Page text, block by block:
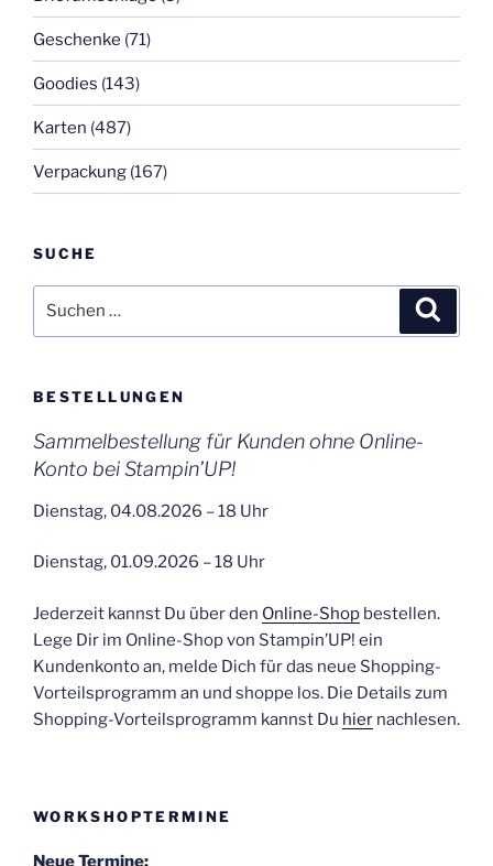
Geschenke (71)
Goodies (143)
Karten (487)
Verpackung (167)
SUCHE
nach:
BESTELLUNGEN
Sammelbestellung für Kunden ohne Online-
Konto bei Stampin’UP!
Dienstag, 04.08.2026 – 18 Uhr
Dienstag, 01.09.2026 – 18 Uhr
Jederzeit kannst Du über den Online-Shop bestellen.
Lege Dir im Online-Shop von Stampin’UP! ein
Kundenkonto an, melde Dich für das neue Shopping-
Vorteilsprogramm an und shoppe los. Die Details zum
Shopping-Vorteilsprogramm kannst Du hier nachlesen.
WORKSHOPTERMINE
Neue Termine: